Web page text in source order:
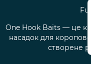
One Hook Baits — це
насадок для
створене